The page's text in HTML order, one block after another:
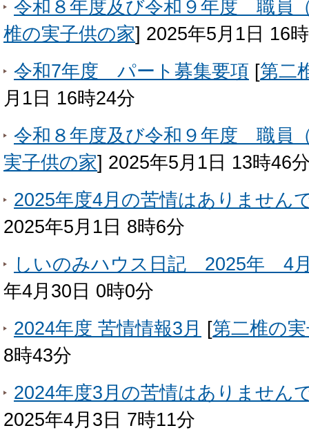
令和８年度及び令和９年度 職員
椎の実子供の家] 2025年5月1日 16
令和7年度 パート募集要項 [第二
月1日 16時24分
令和８年度及び令和９年度 職員
実子供の家] 2025年5月1日 13時46
2025年度4月の苦情はありません
2025年5月1日 8時6分
しいのみハウス日記 2025年 4
年4月30日 0時0分
2024年度 苦情情報3月
[第二椎の
8時43分
2024年度3月の苦情はありません
2025年4月3日 7時11分